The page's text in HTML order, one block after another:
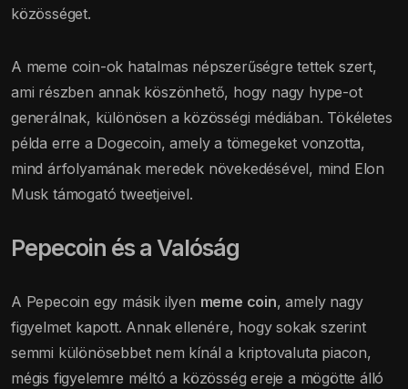
közösséget.
A meme coin-ok hatalmas népszerűségre tettek szert,
ami részben annak köszönhető, hogy nagy hype-ot
generálnak, különösen a közösségi médiában. Tökéletes
példa erre a Dogecoin, amely a tömegeket vonzotta,
mind árfolyamának meredek növekedésével, mind Elon
Musk támogató tweetjeivel.
Pepecoin és a Valóság
A Pepecoin egy másik ilyen meme coin, amely nagy
figyelmet kapott. Annak ellenére, hogy sokak szerint
semmi különösebbet nem kínál a kriptovaluta piacon,
mégis figyelemre méltó a közösség ereje a mögötte álló